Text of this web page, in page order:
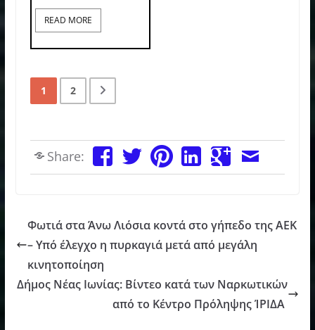
READ MORE
1 2
Share:
Φωτιά στα Άνω Λιόσια κοντά στο γήπεδο της ΑΕΚ
– Υπό έλεγχο η πυρκαγιά μετά από μεγάλη
κινητοποίηση
Δήμος Νέας Ιωνίας: Βίντεο κατά των Ναρκωτικών
από το Κέντρο Πρόληψης ΊΡΙΔΑ